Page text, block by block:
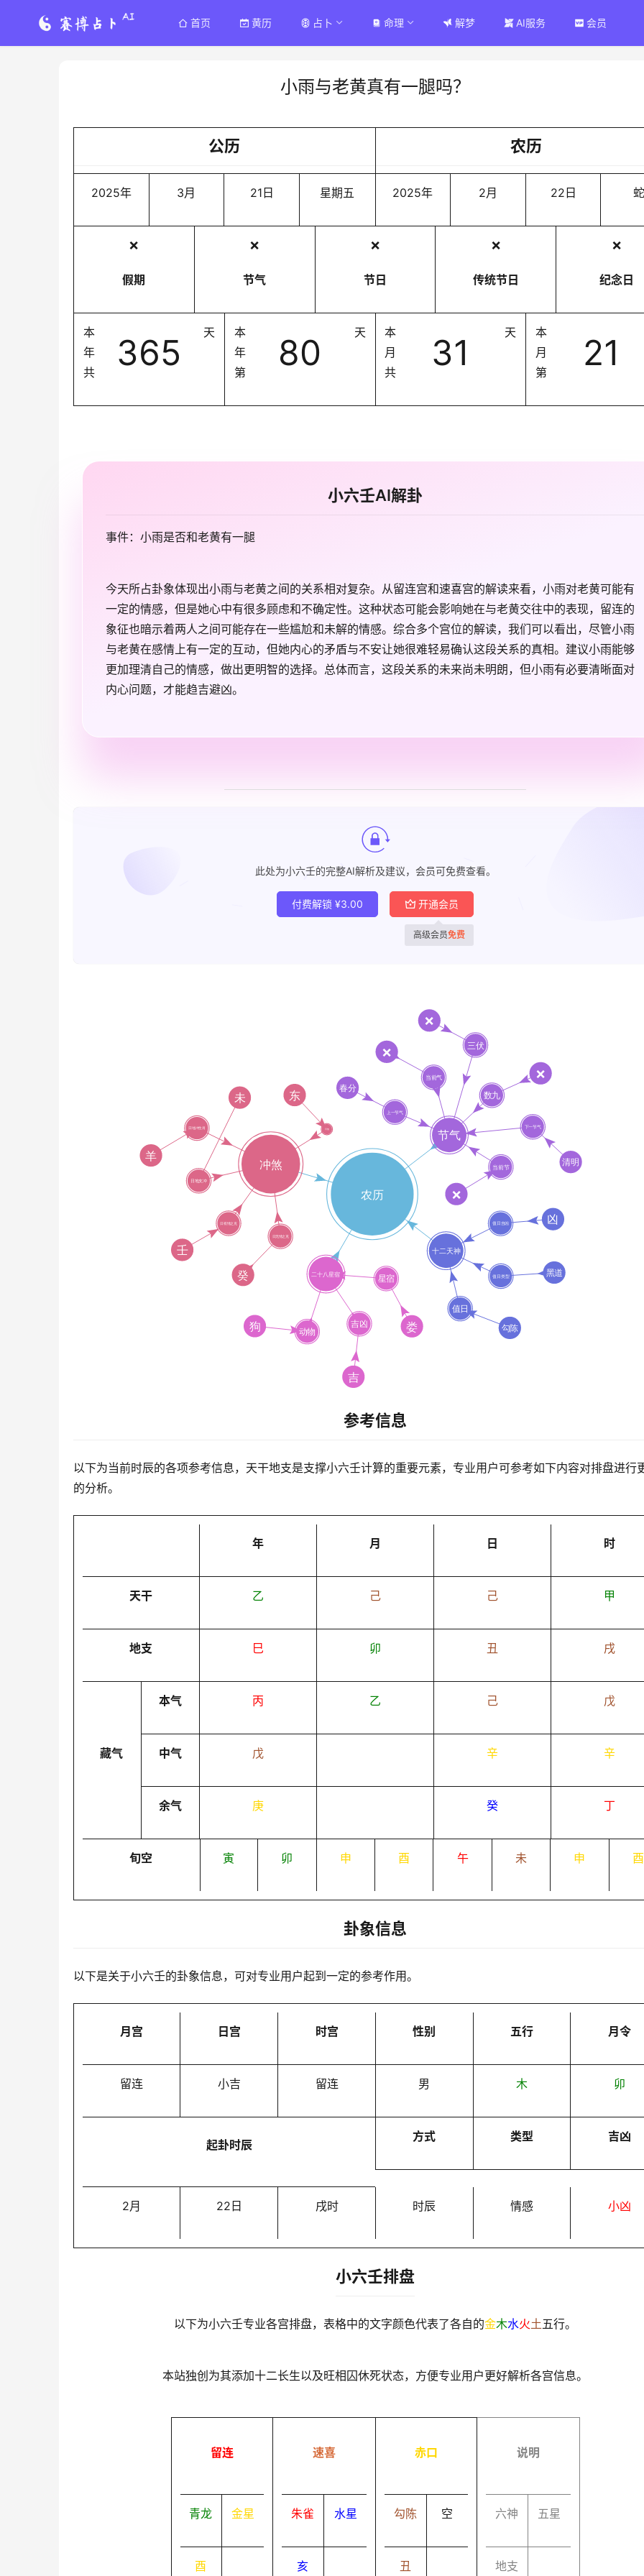
首页 黄历 占卜 命理 解梦 AI服务 会员
小雨与老黄真有一腿吗？
公历
2025年 3月 21日 星期五
农历
2025年 2月 22日 蛇
❌
假期
❌
节气
❌
节日
❌
传统节日
❌
纪念日
本
年
共
365 天
本
年
第
80 天
本
月
共
31 天
本
月
第
21
小六壬AI解卦
事件：小雨是否和老黄有一腿
今天所占卦象体现出小雨与老黄之间的关系相对复杂。从留连宫和速喜宫的解读来看，小雨对老黄可能有
一定的情感，但是她心中有很多顾虑和不确定性。这种状态可能会影响她在与老黄交往中的表现，留连的
象征也暗示着两人之间可能存在一些尴尬和未解的情感。综合多个宫位的解读，我们可以看出，尽管小雨
与老黄在感情上有一定的互动，但她内心的矛盾与不安让她很难轻易确认这段关系的真相。建议小雨能够
更加理清自己的情感，做出更明智的选择。总体而言，这段关系的未来尚未明朗，但小雨有必要清晰面对
内心问题，才能趋吉避凶。
此处为小六壬的完整AI解析及建议，会员可免费查看。
付费解锁 ¥3.00 开通会员
高级会员免费
参考信息
以下为当前时辰的各项参考信息，天干地支是支撑小六壬计算的重要元素，专业用户可参考如下内容对排盘进行
的分析。
年 月 日 时
天干 乙 己 己 甲
地支 巳 卯 丑 戌
本气 丙 乙 己 戊
藏气 中气 戊 辛 辛
余气 庚 癸 丁
旬空 寅 卯 申 酉 午 未 申 酉
卦象信息
以下是关于小六壬的卦象信息，可对专业用户起到一定的参考作用。
月宫 日宫 时宫 性别 五行 月令
留连 小吉 留连 男 木 卯
起卦时辰
方式 类型 吉凶
2月 22日 戌时 时辰 情感 小凶
小六壬排盘
以下为小六壬专业各宫排盘，表格中的文字颜色代表了各自的金木水火土五行。
本站独创为其添加十二长生以及旺相囚休死状态，方便专业用户更好解析各宫信息。
留连
青龙 金星
酉
速喜
朱雀 水星
亥
赤口
勾陈 空
丑
说明
六神 五星
地支